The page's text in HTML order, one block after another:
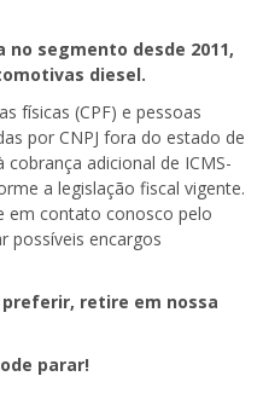
no segmento desde 2011,
diesel.
físicas (CPF) e pessoas
por CNPJ fora do estado de
adicional de ICMS-
a legislação fiscal vigente.
em contato conosco pelo
possíveis encargos
preferir, retire em nossa
parar!